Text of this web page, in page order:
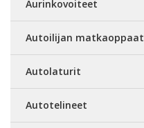
Aurinkovoiteet
Autoilijan matkaoppaat
Autolaturit
Autotelineet